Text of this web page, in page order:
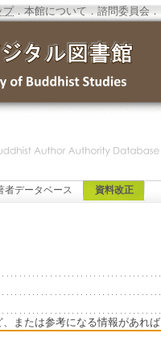
プ．本館について ．諮問委員会 ．
者データベース 資料改正
または参考になる情報があれ